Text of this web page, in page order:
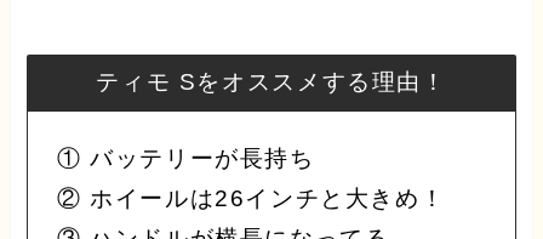
ティモ Sをオススメする理由！
① バッテリーが長持ち
② ホイールは26インチと大きめ！